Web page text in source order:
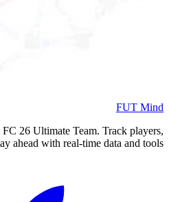
FUT Mind
FC 26 Ultimate Team. Track players,
ahead with real-time data and tools.